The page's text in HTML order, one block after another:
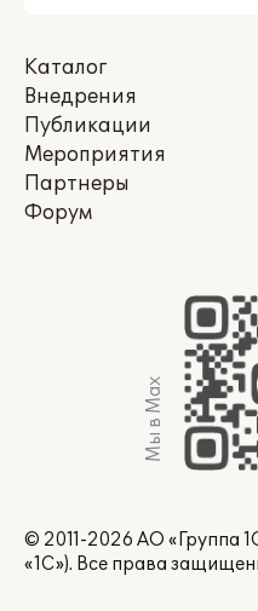
Каталог
Внедрения
Публикации
Мероприятия
Партнеры
Форум
Мы в Max
© 2011-2026 АО «Группа
«1С»). Все права